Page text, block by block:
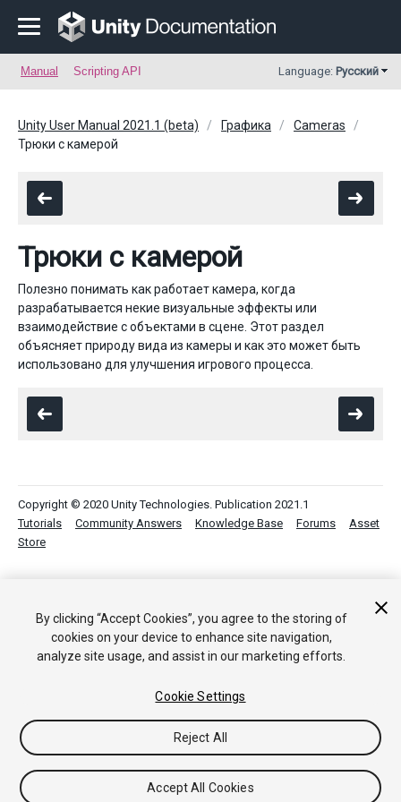
Manual Scripting API Language: Русский
Unity User Manual 2021.1 (beta) Графика
Cameras
Трюки с камерой
Трюки с камерой
Полезно понимать как работает камера, когда
разрабатывается некие визуальные эффекты или
взаимодействие с объектами в сцене. Этот раздел
объясняет природу вида из камеры и как это может быть
использовано для улучшения игрового процесса.
Copyright © 2020 Unity Technologies. Publication 2021.1
Tutorials
Community Answers Knowledge Base Forums
Asset
Store
By clicking “Accept Cookies”, you agree to the storing of
cookies on your device to enhance site navigation,
analyze site usage, and assist in our marketing efforts.
Cookie Settings
Reject All
Accept All Cookies